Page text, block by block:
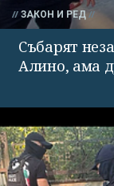
ЗАКОН И РЕД
Събарят
Алино, ама